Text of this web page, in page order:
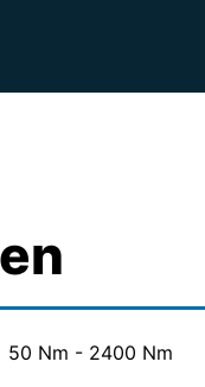
50 Nm - 2400 Nm